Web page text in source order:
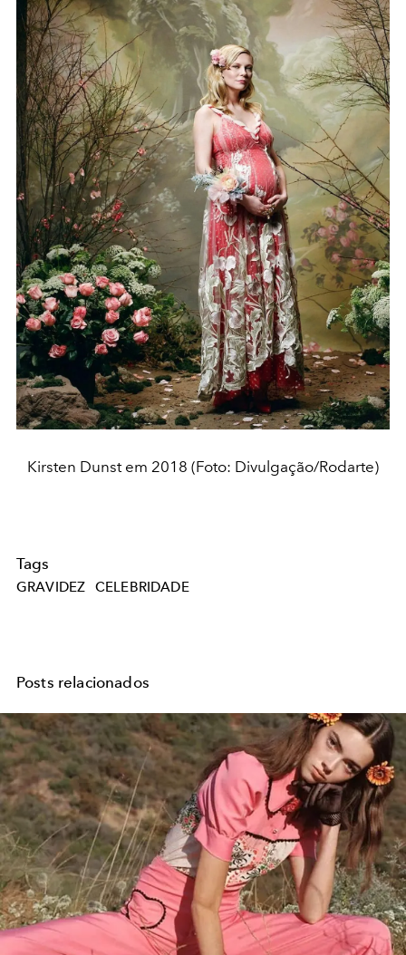
Kirsten Dunst em 2018 (Foto: Divulgação/Rodarte)
Tags
GRAVIDEZ CELEBRIDADE
Posts relacionados